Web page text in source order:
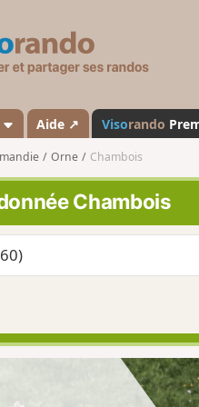
s
a
n
o
Aide ↗ Visorando
Orne Chambois
Chambois